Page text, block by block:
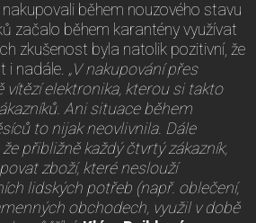
během nouzového stavu
začalo během karantény využívat
zkušenost byla natolik pozitivní, že
i nadále. „V nakupování přes
elektronika, kterou si takto
Ani situace během
to nijak neovlivnila. Dále
přibližně každý čtvrtý zákazník,
zboží, které neslouží
lidských potřeb (např. oblečení,
obchodech, využil v době